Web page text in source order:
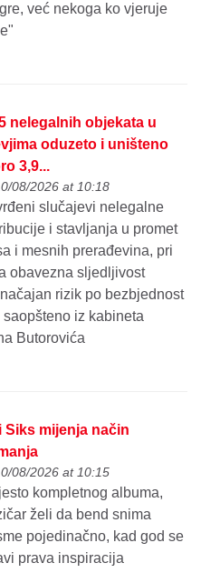
već nekoga ko vjeruje
nelegalnih objekata u
oduzeto i uništeno
3,9...
08/2026 at 10:18
slučajevi nelegalne
i stavljanja u promet
i mesnih prerađevina, pri
obavezna sljedljivost
rizik po bezbjednost
iz kabineta
Butorovića
Siks mijenja način
08/2026 at 10:15
kompletnog albuma,
želi da bend snima
pojedinačno, kad god se
prava inspiracija